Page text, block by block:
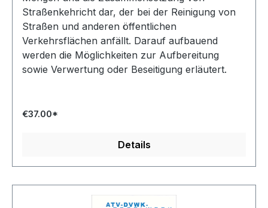
Straßenkehricht dar, der bei der Reinigung von
Straßen und anderen öffentlichen
Verkehrsflächen anfällt. Darauf aufbauend
werden die Möglichkeiten zur Aufbereitung
sowie Verwertung oder Beseitigung erläutert.
€37.00*
Details